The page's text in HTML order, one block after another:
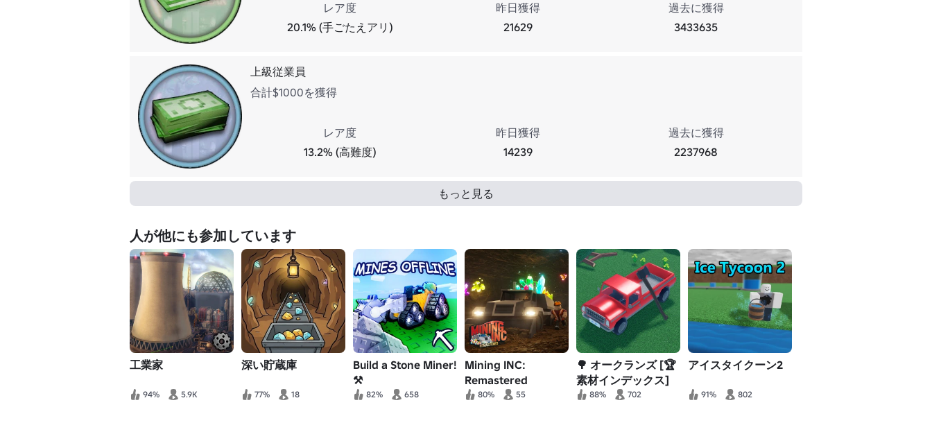
レア度
20.1% (手ごたえアリ)
昨日獲得
21629
過去に獲得
3433635
上級従業員
合計$1000を獲得
レア度
13.2% (高難度)
昨日獲得
14239
過去に獲得
2237968
もっと見る
人が他にも参加しています
工業家
94% 5.9K
深い貯蔵庫
77% 18
Build a Stone Miner!
⚒️
82% 658
Mining INC:
Remastered
80% 55
🌳 オークランズ [🏆
素材インデックス]
88% 702
アイスタイクーン2
91% 802